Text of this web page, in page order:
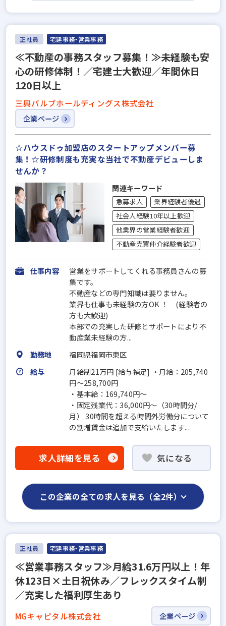
正社員 宅建事務・営業事務
≪不動産の事務スタッフ募集！≫未経験も安
心の研修体制！／宅建士大歓迎／年間休日
120日以上
三興バルブホールディングス株式会社
企業ページ
☆ハウスドゥ加盟店のスタートアップメンバー募
集！☆研修制度も充実な当社で不動産デビューしま
せんか？
関連キーワード
急募求人
業界経験者優遇
社会人経験10年以上歓迎
他業界の営業経験者歓迎
不動産売買仲介経験者歓迎
仕事内容
営業をサポートしてくれる事務員さんの募
集です。
不動産などの専門知識は要りません。
業界も仕事も未経験の方OK ！ (経験者の
方も大歓迎)
本部での充実した研修とサポートにより不
動産業未経験の方...
勤務地
福岡県福岡市東区
給与
月給制21万円 [給与補足] ・月給：205,740
円～258,700円
・基本給：169,740円～
・固定残業代：36,000円～（30時間分/
月） 30時間を超える時間外労働分について
の割増賃金は追加で支給いたします...
求人詳細を見る 気になる
この企業の全ての求人を見る（全2件）
正社員 宅建事務・営業事務
≪営業事務スタッフ≫月給31.6万円以上！年
休123日×土日祝休み／フレックスタイム制
／充実した福利厚生あり
MGキャピタル株式会社 企業ページ